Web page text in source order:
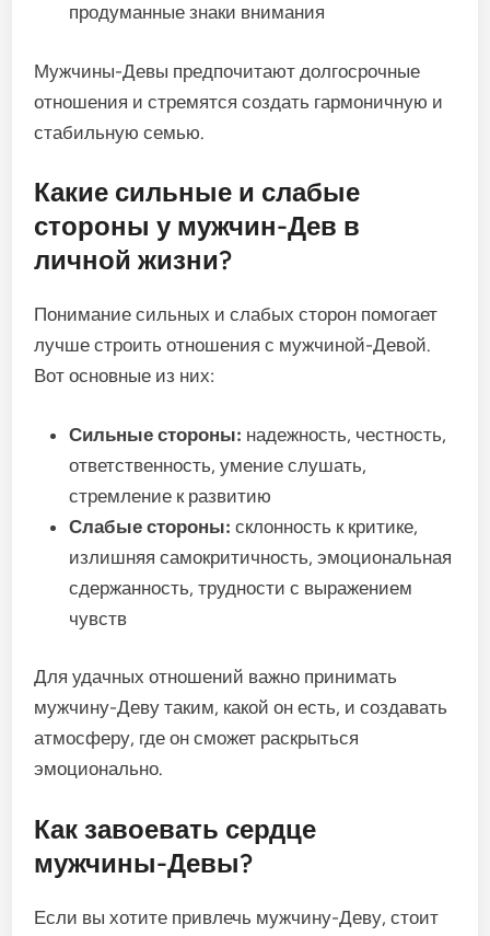
продуманные знаки внимания
Мужчины-Девы предпочитают долгосрочные
отношения и стремятся создать гармоничную и
стабильную семью.
Какие сильные и слабые
стороны у мужчин-Дев в
личной жизни?
Понимание сильных и слабых сторон помогает
лучше строить отношения с мужчиной-Девой.
Вот основные из них:
Сильные стороны: надежность, честность,
ответственность, умение слушать,
стремление к развитию
Слабые стороны: склонность к критике,
излишняя самокритичность, эмоциональная
сдержанность, трудности с выражением
чувств
Для удачных отношений важно принимать
мужчину-Деву таким, какой он есть, и создавать
атмосферу, где он сможет раскрыться
эмоционально.
Как завоевать сердце
мужчины-Девы?
Если вы хотите привлечь мужчину-Деву, стоит